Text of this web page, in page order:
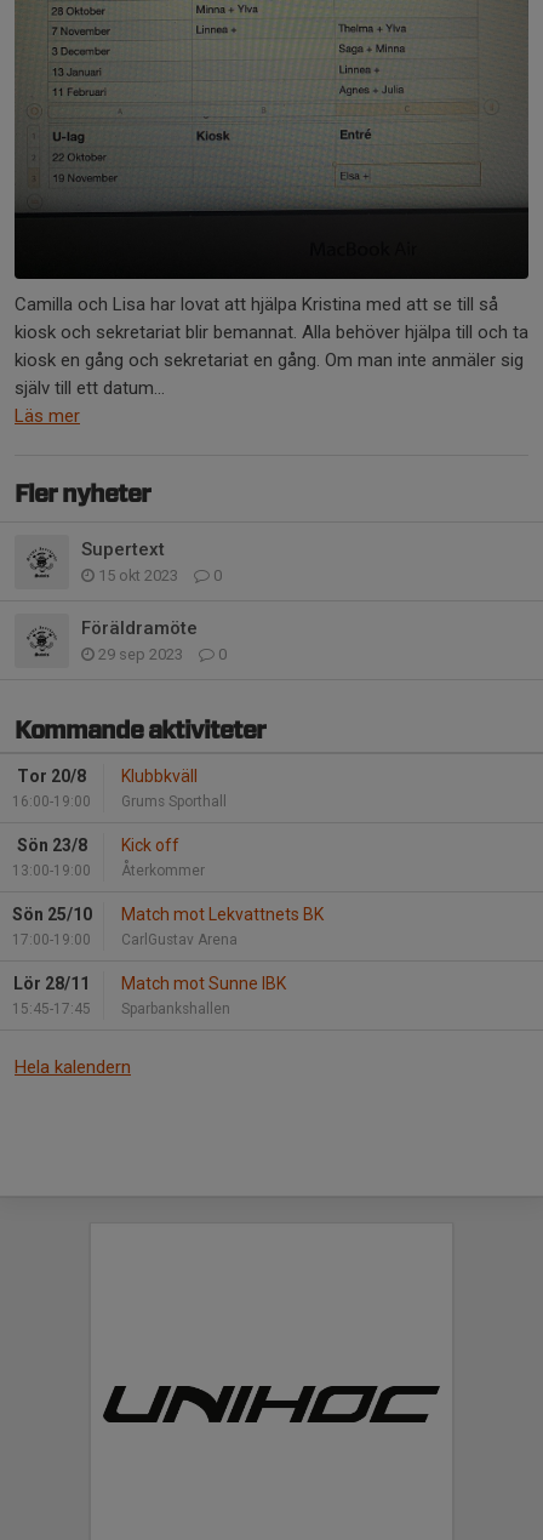
Camilla och Lisa har lovat att hjälpa Kristina med att se till så
kiosk och sekretariat blir bemannat. Alla behöver hjälpa till och ta
kiosk en gång och sekretariat en gång. Om man inte anmäler sig
själv till ett datum...
Läs mer
Fler nyheter
Supertext
15 okt 2023 0
Föräldramöte
29 sep 2023 0
Kommande aktiviteter
Tor 20/8
16:00-19:00
Klubbkväll
Grums Sporthall
Sön 23/8
13:00-19:00
Kick off
Återkommer
Sön 25/10
17:00-19:00
Match mot Lekvattnets BK
CarlGustav Arena
Lör 28/11
15:45-17:45
Match mot Sunne IBK
Sparbankshallen
Hela kalendern